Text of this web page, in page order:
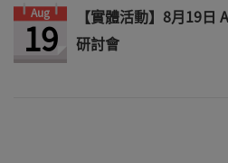
Aug
19
【實體活動】8月19日
研討會